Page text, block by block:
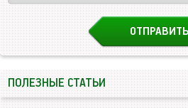
ПОЛЕЗНЫЕ СТАТЬИ